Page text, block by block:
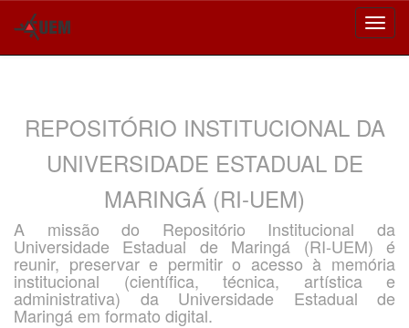
REPOSITÓRIO INSTITUCIONAL DA
UNIVERSIDADE ESTADUAL DE
MARINGÁ (RI-UEM)
A missão do Repositório Institucional da
Universidade Estadual de Maringá (RI-UEM) é
reunir, preservar e permitir o acesso à memória
institucional (científica, técnica, artística e
administrativa) da Universidade Estadual de
Maringá em formato digital.